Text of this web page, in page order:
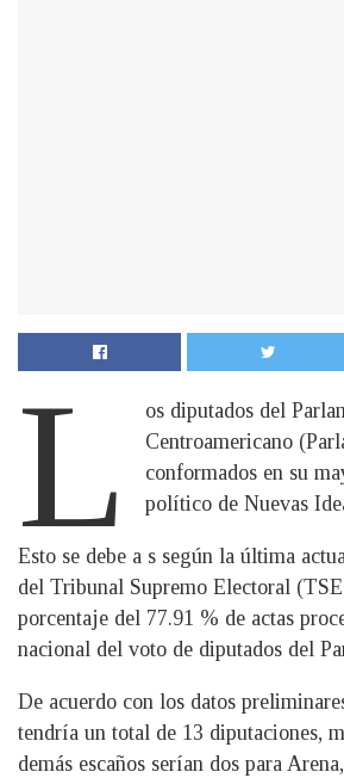
L
os diputados del
Centroamericano
conformados en su
político de Nuevas
Esto se debe a s según la última
del Tribunal Supremo Electoral
porcentaje del 77.91 % de actas
nacional del voto de diputados del
De acuerdo con los datos
tendría un total de 13 diputaciones,
demás escaños serían dos para